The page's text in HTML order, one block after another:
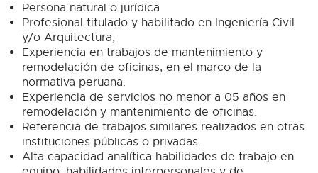
Persona natural o jurídica
Profesional titulado y habilitado en Ingeniería Civil
y/o Arquitectura,
Experiencia en trabajos de mantenimiento y
remodelación de oficinas, en el marco de la
normativa peruana.
Experiencia de servicios no menor a 05 años en
remodelación y mantenimiento de oficinas.
Referencia de trabajos similares realizados en otras
instituciones públicas o privadas.
Alta capacidad analítica habilidades de trabajo en